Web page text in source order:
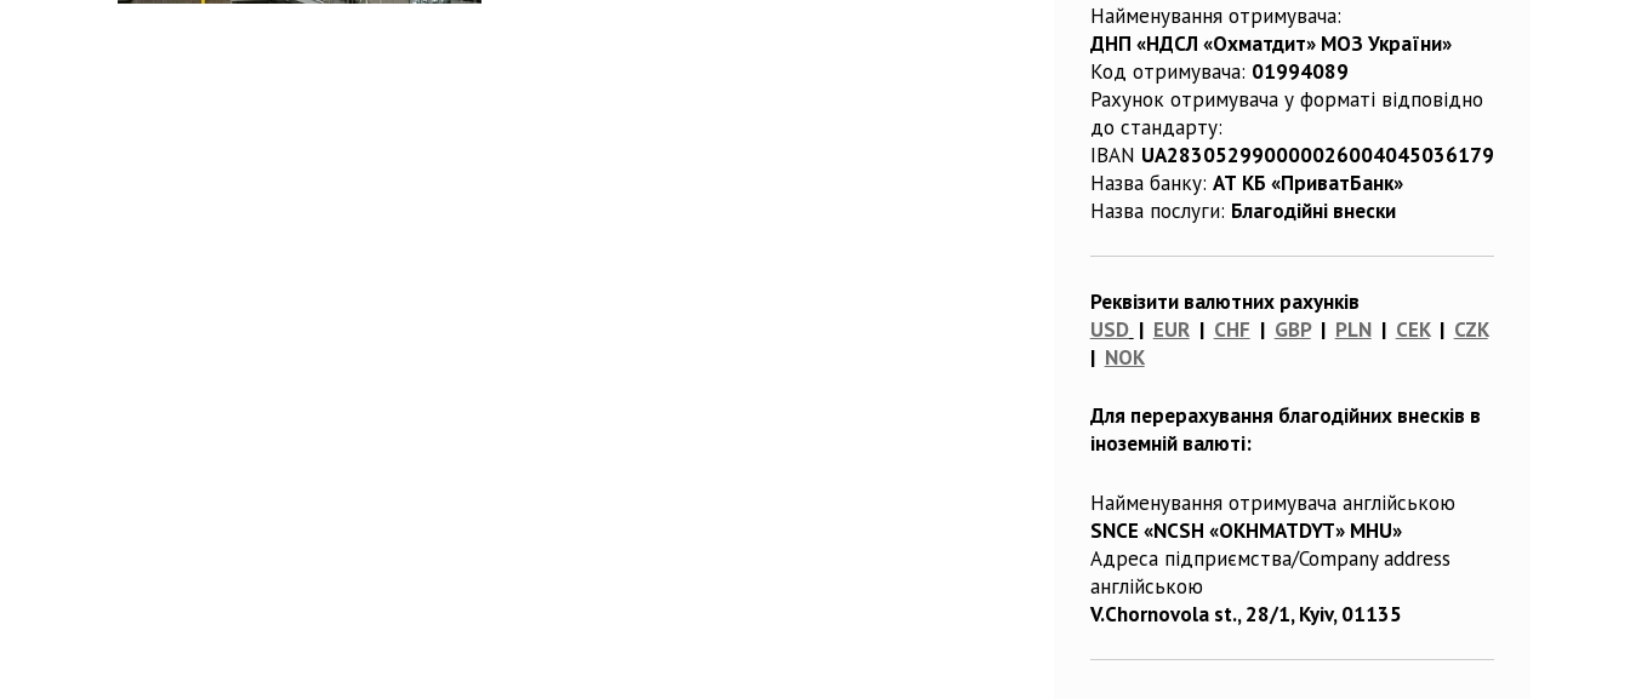
Найменування отримувача:
ДНП «НДСЛ «Охматдит» МОЗ України»
Код отримувача: 01994089
Рахунок отримувача у форматі відповідно
до стандарту:
IBAN UA283052990000026004045036179
Назва банку: АТ КБ «ПриватБанк»
Назва послуги: Благодійні внески
Реквізити валютних рахунків
USD | EUR| CHF | GBP| PLN| CEK| CZK
| NOK
Для перерахування благодійних внесків в
іноземній валюті:
Найменування отримувача англійською
SNCE «NCSH «OKHMATDYT» MHU»
Адреса підприємства/Company address
англійською
V.Chornovola st., 28/1, Kyiv, 01135